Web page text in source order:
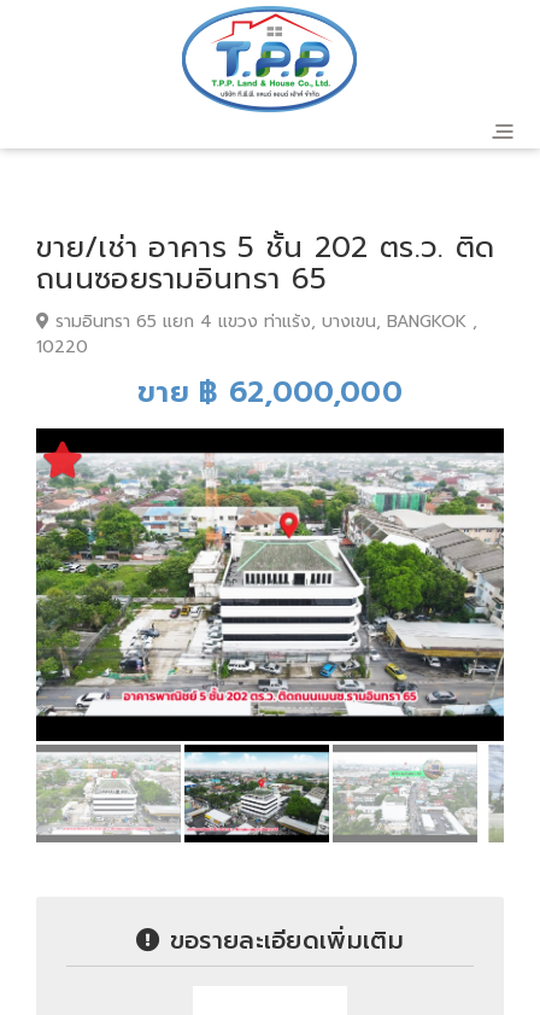
ขาย/เช่า อาคาร 5 ชั้น 202 ตร.ว. ติด
ถนนซอยรามอินทรา 65
รามอินทรา 65 แยก 4 แขวง ท่าแร้ง, บางเขน, BANGKOK ,
10220
ขาย ฿ 62,000,000
ขอรายละเอียดเพิ่มเติม